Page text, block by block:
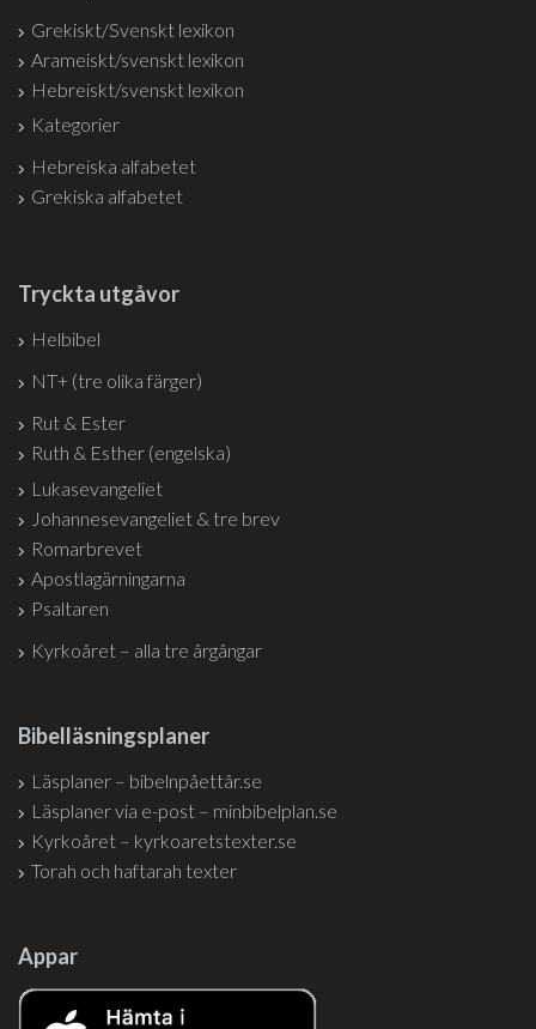
Grekiskt/Svenskt lexikon
Arameiskt/svenskt lexikon
Hebreiskt/svenskt lexikon
Kategorier
Hebreiska alfabetet
Grekiska alfabetet
Tryckta utgåvor
Helbibel
NT+ (tre olika färger)
Rut & Ester
Ruth & Esther (engelska)
Lukasevangeliet
Johannesevangeliet & tre brev
Romarbrevet
Apostlagärningarna
Psaltaren
Kyrkoåret – alla tre årgångar
Bibelläsningsplaner
Läsplaner – bibelnpåettår.se
Läsplaner via e-post – minbibelplan.se
Kyrkoåret – kyrkoaretstexter.se
Torah och haftarah texter
Appar